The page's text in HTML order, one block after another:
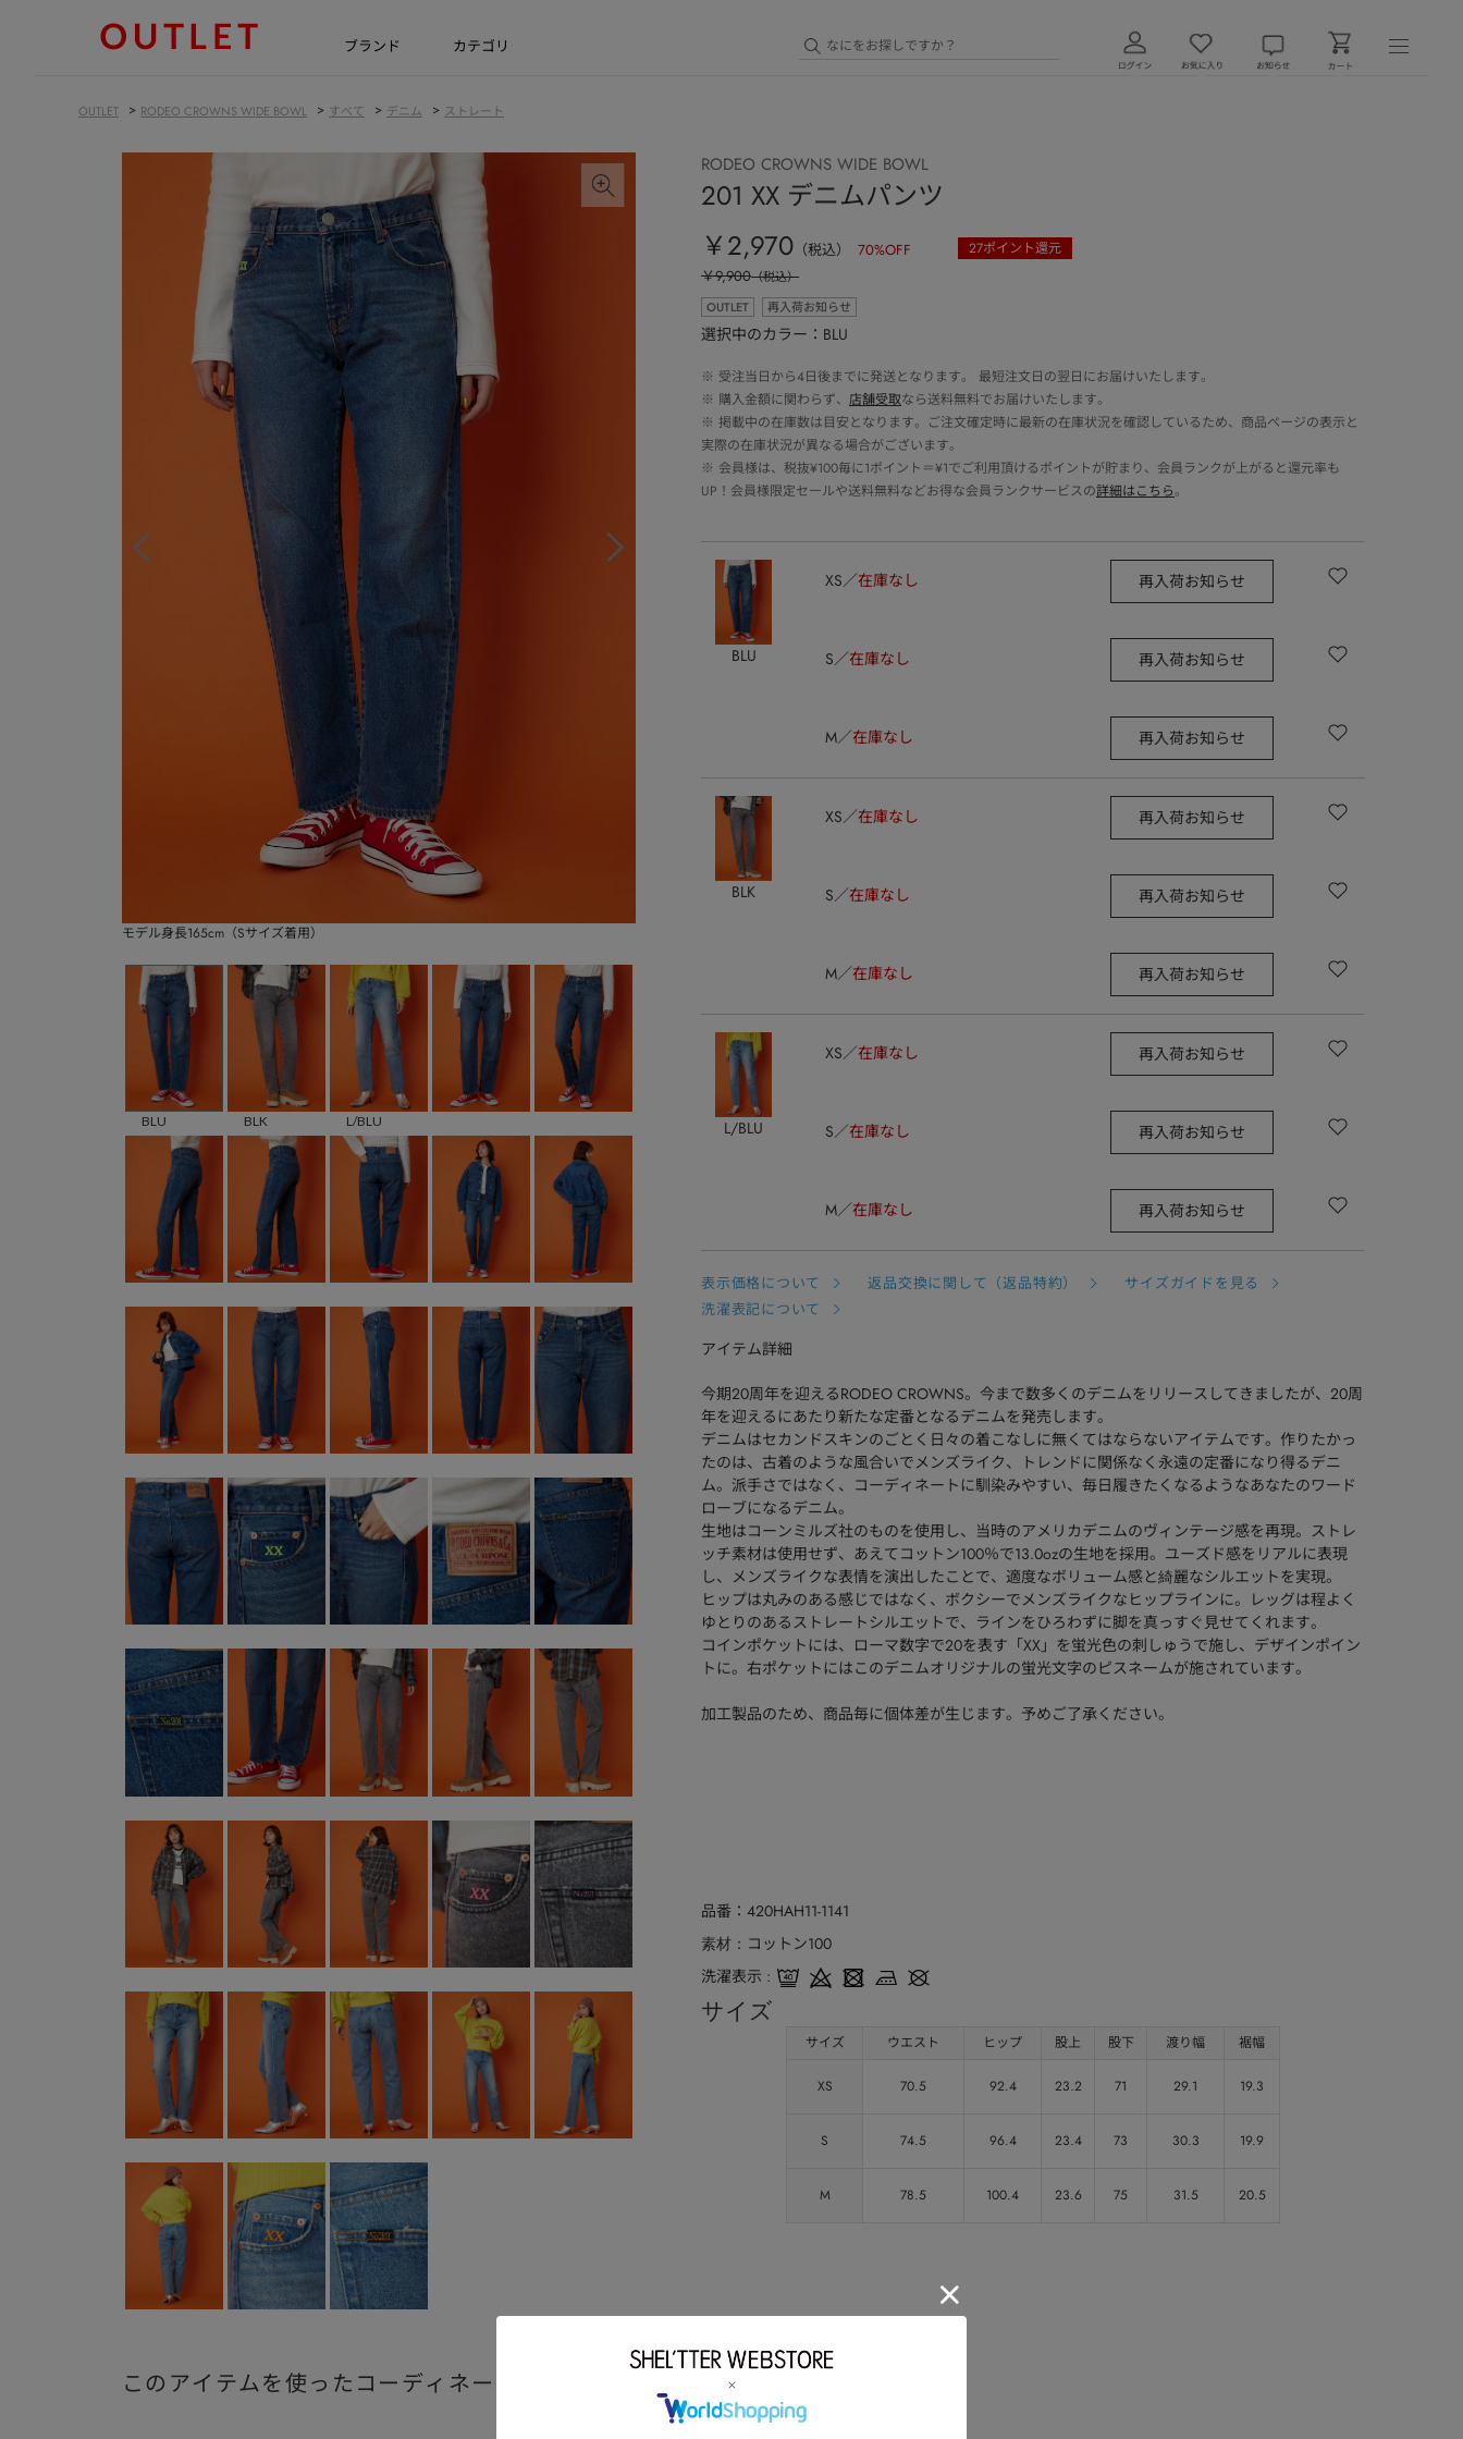
ブランド カテゴリ
OUTLET > RODEO CROWNS WIDE BOWL > すべて > デニム > ストレート
モデル身長165cm（Sサイズ着用）
BLU BLK L/BLU
RODEO CROWNS WIDE BOWL
201 XX デニムパンツ
￥2,970 （税込） 70%OFF 27ポイント還元
￥9,900（税込）
OUTLET
再入荷お知らせ
選択中のカラー：BLU
※ 受注当日から4日後までに発送となります。 最短注文日の翌日にお届けいたします。
※ 購入金額に関わらず、 店舗受取なら送料無料でお届けいたします。
※ 掲載中の在庫数は目安となります。ご注文確定時に最新の在庫状況を確認しているため、商品ページの表示と
実際の在庫状況が異なる場合がございます。
※ 会員様は、税抜¥100毎に1ポイント＝¥1でご利用頂けるポイントが貯まり、会員ランクが上がると還元率も
UP！会員様限定セールや送料無料などお得な会員ランクサービスの詳細はこちら。
BLU
XS 在庫なし 再入荷お知らせ
S 在庫なし 再入荷お知らせ
M 在庫なし 再入荷お知らせ
BLK
XS 在庫なし 再入荷お知らせ
S 在庫なし 再入荷お知らせ
M 在庫なし 再入荷お知らせ
L/BLU
XS 在庫なし 再入荷お知らせ
S 在庫なし 再入荷お知らせ
M 在庫なし 再入荷お知らせ
表示価格について 返品交換に関して（返品特約）
サイズガイドを見る
洗濯表記について
アイテム詳細
今期20周年を迎えるRODEO CROWNS。今まで数多くのデニムをリリースしてきましたが、20周
年を迎えるにあたり新たな定番となるデニムを発売します。
デニムはセカンドスキンのごとく日々の着こなしに無くてはならないアイテムです。作りたかっ
たのは、古着のような風合いでメンズライク、トレンドに関係なく永遠の定番になり得るデニ
ム。派手さではなく、コーディネートに馴染みやすい、毎日履きたくなるようなあなたのワード
ローブになるデニム。
生地はコーンミルズ社のものを使用し、当時のアメリカデニムのヴィンテージ感を再現。ストレ
ッチ素材は使用せず、あえてコットン100％で13.0ozの生地を採用。ユーズド感をリアルに表現
し、メンズライクな表情を演出したことで、適度なボリューム感と綺麗なシルエットを実現。
ヒップは丸みのある感じではなく、ボクシーでメンズライクなヒップラインに。レッグは程よく
ゆとりのあるストレートシルエットで、ラインをひろわずに脚を真っすぐ見せてくれます。
コインポケットには、ローマ数字で20を表す「XX」を蛍光色の刺しゅうで施し、デザインポイン
トに。右ポケットにはこのデニムオリジナルの蛍光文字のピスネームが施されています。
加工製品のため、商品毎に個体差が生じます。予めご了承ください。
品番 420HAH11-1141
素材
コットン100
洗濯表示
サイズ
サイズ ウエスト ヒップ 股上 股下 渡り幅 裾幅
XS 70.5 92.4 23.2 71 29.1 19.3
S 74.5 96.4 23.4 73 30.3 19.9
M 78.5 100.4 23.6 75 31.5 20.5
このアイテムを使ったコーディネート